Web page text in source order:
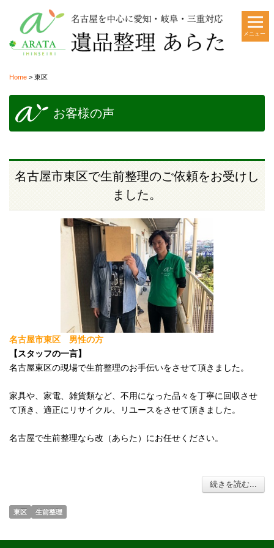
メニュー
Home > 東区
お客様の声
名古屋市東区で生前整理のご依頼をお受けし
ました。
名古屋市東区 男性の方
【スタッフの一言】
名古屋東区の現場で生前整理のお手伝いをさせて頂きました。
家具や、家電、雑貨類など、不用になった品々を丁寧に回収させ
て頂き、適正にリサイクル、リユースをさせて頂きました。
名古屋で生前整理なら改（あらた）にお任せください。
続きを読む...
東区 生前整理